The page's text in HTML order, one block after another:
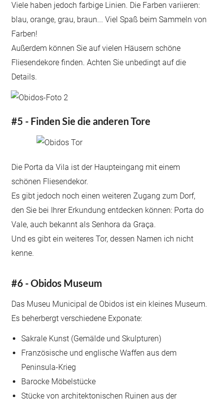
Viele haben jedoch farbige Linien. Die Farben variieren:
blau, orange, grau, braun... Viel Spaß beim Sammeln von
Farben!
Außerdem können Sie auf vielen Häusern schöne
Fliesendekore finden. Achten Sie unbedingt auf die
Details.
#5 - Finden Sie die anderen Tore
Die Porta da Vila ist der Haupteingang mit einem
schönen Fliesendekor.
Es gibt jedoch noch einen weiteren Zugang zum Dorf,
den Sie bei Ihrer Erkundung entdecken können: Porta do
Vale, auch bekannt als Senhora da Graça.
Und es gibt ein weiteres Tor, dessen Namen ich nicht
kenne.
#6 - Obidos Museum
Das Museu Municipal de Obidos ist ein kleines Museum.
Es beherbergt verschiedene Exponate:
Sakrale Kunst (Gemälde und Skulpturen)
Französische und englische Waffen aus dem
Peninsula-Krieg
Barocke Möbelstücke
Stücke von architektonischen Ruinen aus der